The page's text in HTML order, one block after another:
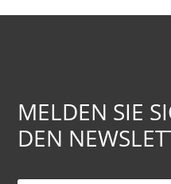
MELDEN SIE
DEN